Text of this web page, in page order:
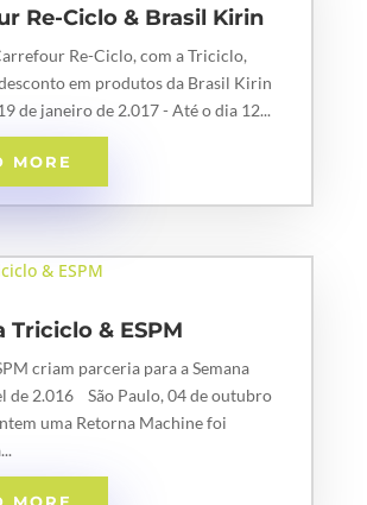
Re-Ciclo & Brasil Kirin
Re-Ciclo, com a Triciclo,
desconto em produtos da Brasil Kirin
de janeiro de 2.017 - Até o dia 12...
MORE
Triciclo & ESPM
criam parceria para a Semana
de 2.016 São Paulo, 04 de outubro
uma Retorna Machine foi